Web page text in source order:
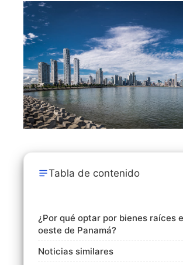
Tabla de contenido
¿Por qué optar por bienes raíces
oeste de Panamá?
Noticias similares